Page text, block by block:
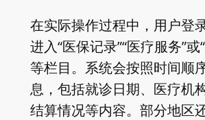
在实际操作过程中，用户登
进入“医保记录”“医疗服务”或
等栏目。系统会按照时间顺
息，包括就诊日期、医疗机
结算情况等内容。部分地区